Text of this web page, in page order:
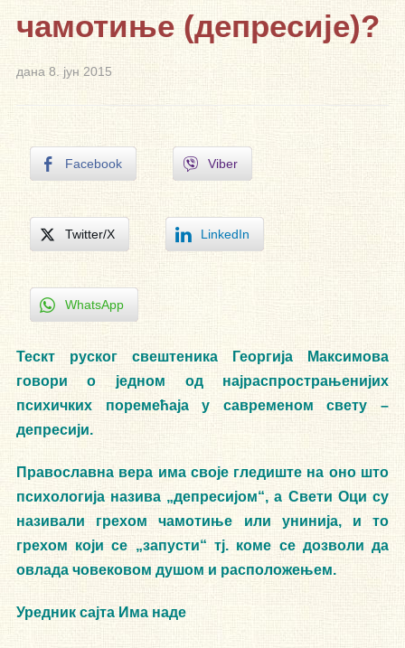
чамотиње (депресије)?
дана 8. јун 2015
Facebook Viber
Twitter/X LinkedIn
WhatsApp
Тескт руског свештеника Георгија Максимова
говори о једном од најраспрострањенијих
психичких поремећаја у савременом свету –
депресији.
Православна вера има своје гледиште на оно што
психологија назива „депресијом“, а Свети Оци су
називали грехом чамотиње или унинија, и то
грехом који се „запусти“ тј. коме се дозволи да
овлада човековом душом и расположењем.
Уредник сајта Има наде